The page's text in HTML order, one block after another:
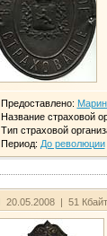
Предоставлено:
Название страховой
Тип страховой
Период: До революции
20.05.2008 | 51